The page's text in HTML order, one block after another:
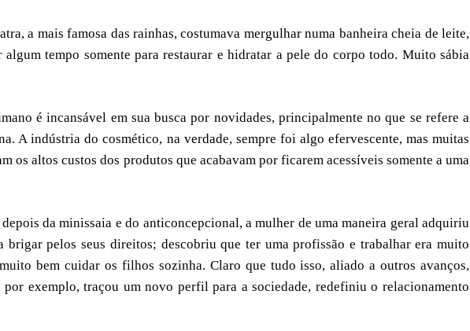
a mais famosa das rainhas, costumava mergulhar numa banheira cheia de leite,
tempo somente para restaurar e hidratar a pele do corpo todo. Muito sábia
é incansável em sua busca por novidades, principalmente no que se refere a
A indústria do cosmético, na verdade, sempre foi algo efervescente, mas muitas
os altos custos dos produtos que acabavam por ficarem acessíveis somente a uma
da minissaia e do anticoncepcional, a mulher de uma maneira geral adquiriu
brigar pelos seus direitos; descobriu que ter uma profissão e trabalhar era muito
bem cuidar os filhos sozinha. Claro que tudo isso, aliado a outros avanços,
por exemplo, traçou um novo perfil para a sociedade, redefiniu o relacionamento